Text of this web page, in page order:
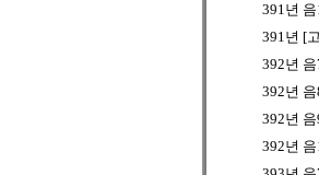
391년
391년 [
392년
392년
392년
392년